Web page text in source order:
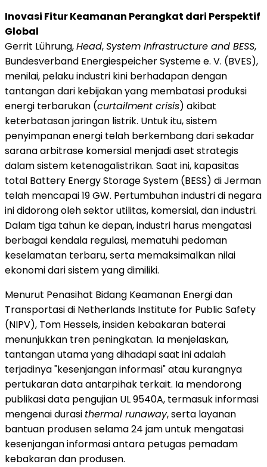
Inovasi Fitur Keamanan Perangkat dari Perspektif
Global
Gerrit Lührung,Head,System Infrastructure and BESS,
Bundesverband Energiespeicher Systeme e. V. (BVES),
menilai, pelaku industri kini berhadapan dengan
tantangan dari kebijakan yang membatasi produksi
energi terbarukan (curtailment crisis) akibat
keterbatasan jaringan listrik. Untuk itu, sistem
penyimpanan energi telah berkembang dari sekadar
sarana arbitrase komersial menjadi aset strategis
dalam sistem ketenagalistrikan. Saat ini, kapasitas
total Battery Energy Storage System (BESS) di Jerman
telah mencapai 19 GW. Pertumbuhan industri di negara
ini didorong oleh sektor utilitas, komersial, dan industri.
Dalam tiga tahun ke depan, industri harus mengatasi
berbagai kendala regulasi, mematuhi pedoman
keselamatan terbaru, serta memaksimalkan nilai
ekonomi dari sistem yang dimiliki.
Menurut Penasihat Bidang Keamanan Energi dan
Transportasi di Netherlands Institute for Public Safety
(NIPV), Tom Hessels, insiden kebakaran baterai
menunjukkan tren peningkatan. Ia menjelaskan,
tantangan utama yang dihadapi saat ini adalah
terjadinya "kesenjangan informasi" atau kurangnya
pertukaran data antarpihak terkait. Ia mendorong
publikasi data pengujian UL 9540A, termasuk informasi
mengenai durasi thermal runaway, serta layanan
bantuan produsen selama 24 jam untuk mengatasi
kesenjangan informasi antara petugas pemadam
kebakaran dan produsen.